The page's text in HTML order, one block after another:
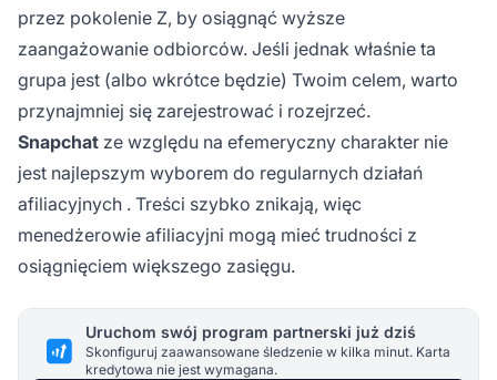
przez pokolenie Z, by osiągnąć wyższe
zaangażowanie odbiorców. Jeśli jednak właśnie ta
grupa jest (albo wkrótce będzie) Twoim celem, warto
przynajmniej się zarejestrować i rozejrzeć.
Snapchat ze względu na efemeryczny charakter nie
jest najlepszym wyborem do regularnych działań
afiliacyjnych . Treści szybko znikają, więc
menedżerowie afiliacyjni mogą mieć trudności z
osiągnięciem większego zasięgu.
Uruchom swój program partnerski już dziś
Skonfiguruj zaawansowane śledzenie w kilka minut. Karta
kredytowa nie jest wymagana.